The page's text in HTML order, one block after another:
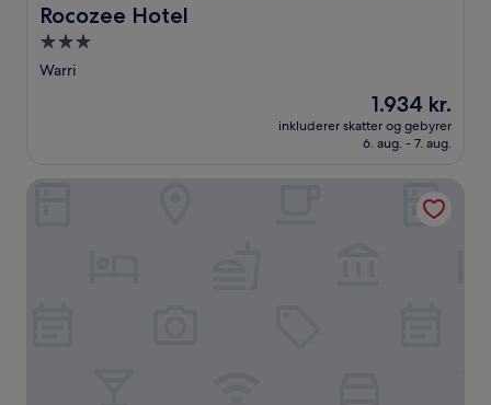
Rocozee Hotel
Rocozee Hotel
3.0-
stjernet
Warri
Prisen
er
1.934 kr.
1.934 kr.
inkluderer skatter og gebyrer
6. aug. - 7. aug.